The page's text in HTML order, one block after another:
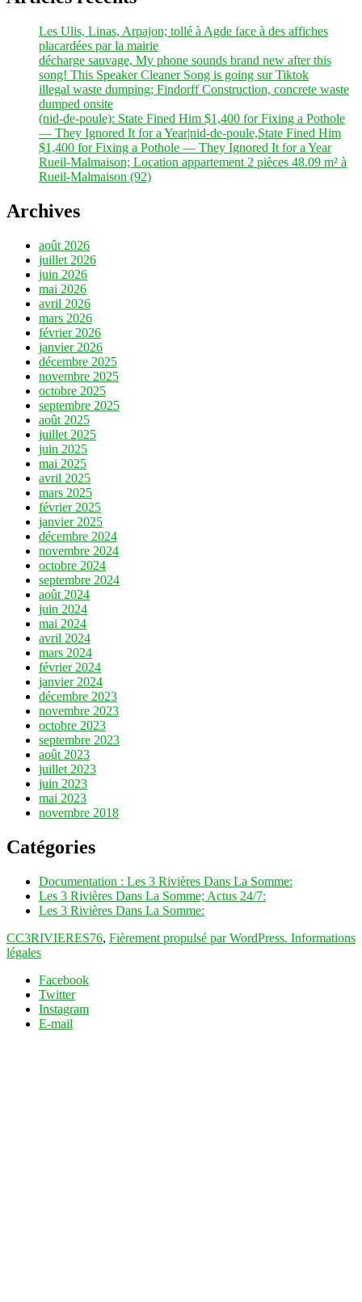
Les Ulis, Linas, Arpajon; tollé à Agde face à des affiches
placardées par la mairie
décharge sauvage, My phone sounds brand new after this
song! This Speaker Cleaner Song is going sur Tiktok
illegal waste dumping; Findorff Construction, concrete waste
dumped onsite
(nid-de-poule): State Fined Him $1,400 for Fixing a Pothole
— They Ignored It for a Year|nid-de-poule,State Fined Him
$1,400 for Fixing a Pothole — They Ignored It for a Year
Rueil-Malmaison; Location appartement 2 pièces 48.09 m² à
Rueil-Malmaison (92)
Archives
août 2026
juillet 2026
juin 2026
mai 2026
avril 2026
mars 2026
février 2026
janvier 2026
décembre 2025
novembre 2025
octobre 2025
septembre 2025
août 2025
juillet 2025
juin 2025
mai 2025
avril 2025
mars 2025
février 2025
janvier 2025
décembre 2024
novembre 2024
octobre 2024
septembre 2024
août 2024
juin 2024
mai 2024
avril 2024
mars 2024
février 2024
janvier 2024
décembre 2023
novembre 2023
octobre 2023
septembre 2023
août 2023
juillet 2023
juin 2023
mai 2023
novembre 2018
Catégories
Documentation : Les 3 Rivières Dans La Somme:
Les 3 Rivières Dans La Somme; Actus 24/7:
Les 3 Rivières Dans La Somme:
CC3RIVIERES76, Fièrement propulsé par WordPress. Informations
légales
Facebook
Twitter
Instagram
E-mail